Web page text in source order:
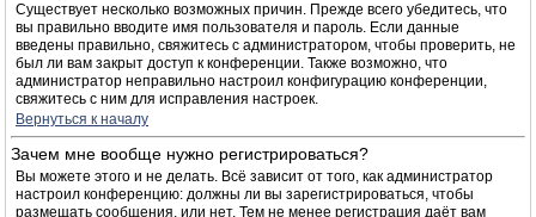
Существует несколько возможных причин. Прежде всего убедитесь, что
вы правильно вводите имя пользователя и пароль. Если данные
введены правильно, свяжитесь с администратором, чтобы проверить, не
был ли вам закрыт доступ к конференции. Также возможно, что
администратор неправильно настроил конфигурацию конференции,
свяжитесь с ним для исправления настроек.
Вернуться к началу
Зачем мне вообще нужно регистрироваться?
Вы можете этого и не делать. Всё зависит от того, как администратор
настроил конференцию: должны ли вы зарегистрироваться, чтобы
размещать сообщения, или нет. Тем не менее регистрация даёт вам